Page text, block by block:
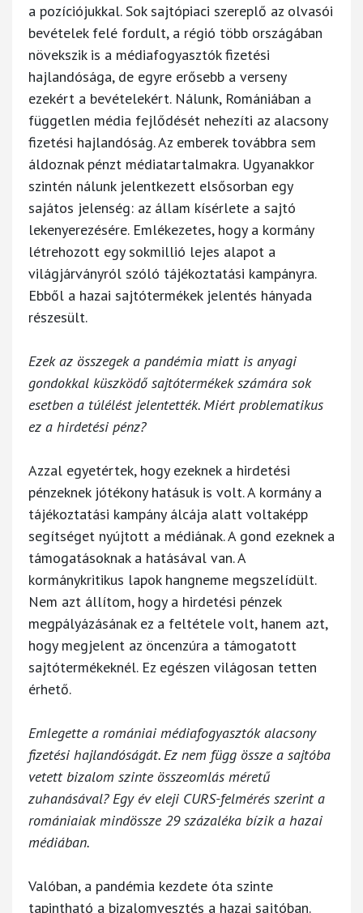
a pozíciójukkal. Sok sajtópiaci szereplő az olvasói
bevételek felé fordult, a régió több országában
növekszik is a médiafogyasztók fizetési
hajlandósága, de egyre erősebb a verseny
ezekért a bevételekért. Nálunk, Romániában a
független média fejlődését nehezíti az alacsony
fizetési hajlandóság. Az emberek továbbra sem
áldoznak pénzt médiatartalmakra. Ugyanakkor
szintén nálunk jelentkezett elsősorban egy
sajátos jelenség: az állam kísérlete a sajtó
lekenyerezésére. Emlékezetes, hogy a kormány
létrehozott egy sokmillió lejes alapot a
világjárványról szóló tájékoztatási kampányra.
Ebből a hazai sajtótermékek jelentés hányada
részesült.
Ezek az összegek a pandémia miatt is anyagi
gondokkal küszködő sajtótermékek számára sok
esetben a túlélést jelentették. Miért problematikus
ez a hirdetési pénz?
Azzal egyetértek, hogy ezeknek a hirdetési
pénzeknek jótékony hatásuk is volt. A kormány a
tájékoztatási kampány álcája alatt voltaképp
segítséget nyújtott a médiának. A gond ezeknek a
támogatásoknak a hatásával van. A
kormánykritikus lapok hangneme megszelídült.
Nem azt állítom, hogy a hirdetési pénzek
megpályázásának ez a feltétele volt, hanem azt,
hogy megjelent az öncenzúra a támogatott
sajtótermékeknél. Ez egészen világosan tetten
érhető.
Emlegette a romániai médiafogyasztók alacsony
fizetési hajlandóságát. Ez nem függ össze a sajtóba
vetett bizalom szinte összeomlás méretű
zuhanásával? Egy év eleji CURS-felmérés szerint a
romániaiak mindössze 29 százaléka bízik a hazai
médiában.
Valóban, a pandémia kezdete óta szinte
tapintható a bizalomvesztés a hazai sajtóban.